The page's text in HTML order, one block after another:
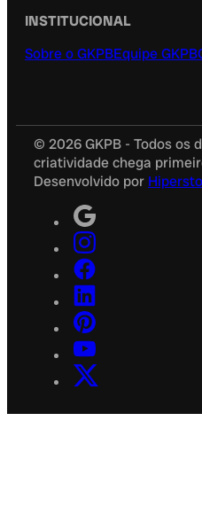
INSTITUCIONAL
Sobre o GKPBEquipe GKPB
© 2026 GKPB - Todos os
criatividade chega
Desenvolvido por